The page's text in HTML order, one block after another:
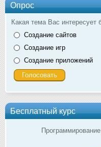
Опрос
Какая тема Вас интересует
Создание сайтов
Создание игр
Создание приложений
Бесплатный курс